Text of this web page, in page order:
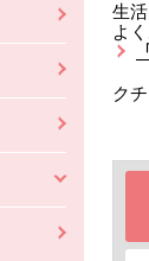
生
よ
ク